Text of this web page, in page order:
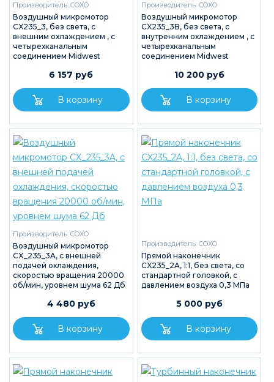
Производитель: COXO
Воздушный микромотор
CX235_3, без света, с
внешним охлаждением , с
четырехканальным
соединением Midwest
6 157 руб
Производитель: COXO
Воздушный микромотор
CX235_3B, без света, с
внутренним охлаждением , с
четырехканальным
соединением Midwest
10 200 руб
Производитель: COXO
Воздушный микромотор
CX_235_3A, с внешней
подачей охлаждения,
скоростью вращения 20000
об/мин, уровнем шума 62 Дб
4 480 руб
Производитель: COXO
Прямой наконечник
CX235_2A, 1:1, без света, со
стандартной головкой, с
давлением воздуха 0,3 МПа
5 000 руб